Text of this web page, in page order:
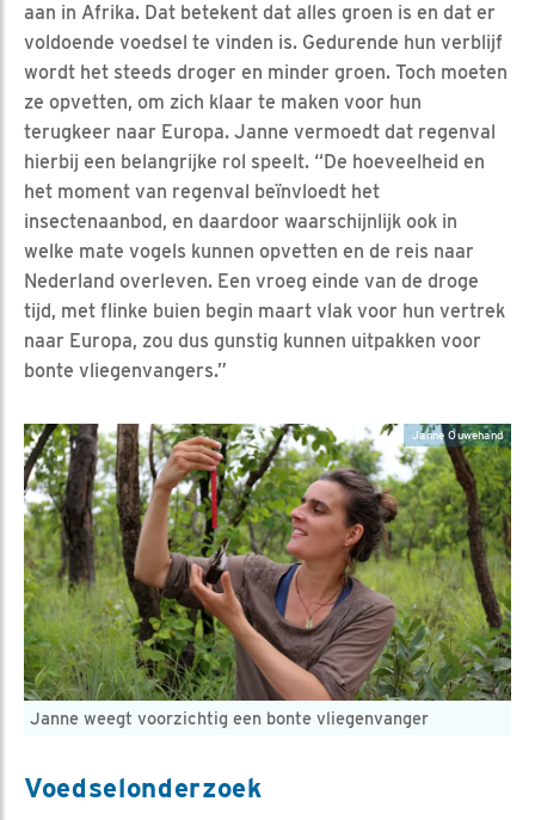
aan in Afrika. Dat betekent dat alles groen is en dat er
voldoende voedsel te vinden is. Gedurende hun verblijf
wordt het steeds droger en minder groen. Toch moeten
ze opvetten, om zich klaar te maken voor hun
terugkeer naar Europa. Janne vermoedt dat regenval
hierbij een belangrijke rol speelt. “De hoeveelheid en
het moment van regenval beïnvloedt het
insectenaanbod, en daardoor waarschijnlijk ook in
welke mate vogels kunnen opvetten en de reis naar
Nederland overleven. Een vroeg einde van de droge
tijd, met flinke buien begin maart vlak voor hun vertrek
naar Europa, zou dus gunstig kunnen uitpakken voor
bonte vliegenvangers.”
Janne weegt voorzichtig een bonte vliegenvanger
Janne Ouwehand
Voedselonderzoek